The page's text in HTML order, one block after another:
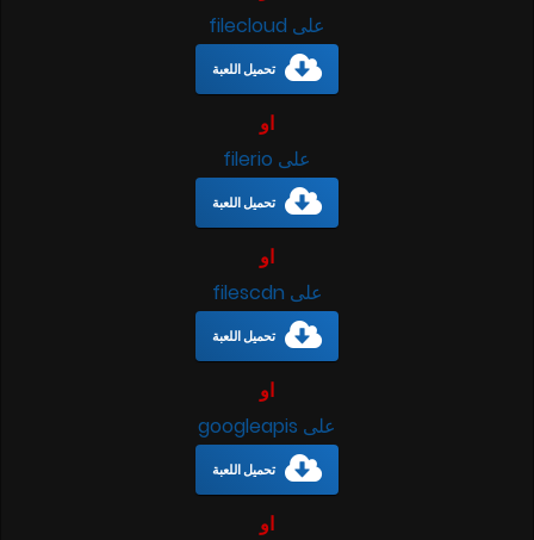
على filecloud
تحميل اللعبة
او
على filerio
تحميل اللعبة
او
على filescdn
تحميل اللعبة
او
على googleapis
تحميل اللعبة
او